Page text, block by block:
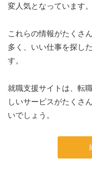
変人気となっています。
これらの情報がたくさ
多く、いい仕事を探し
す。
就職支援サイトは、転
しいサービスがたくさ
いでしょう。